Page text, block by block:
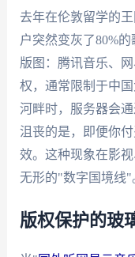
去年在伦敦留学的
户突然变灰了80%
版图：腾讯音乐、
权，通常限制于中
河畔时，服务器会
沮丧的是，即便你
效。这种现象在影
无形的"数字国境线"
版权保护的玻